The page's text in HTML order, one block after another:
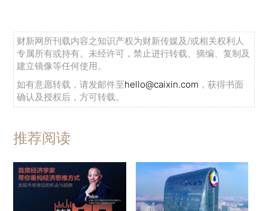
财新网所刊载内容之知识产权为财新传媒及/或相关权利人
专属所有或持有。未经许可，禁止进行转载、摘编、复制及
建立镜像等任何使用。
如有意愿转载，请发邮件至hello@caixin.com ，获得书面
确认及授权后，方可转载。
推荐阅读